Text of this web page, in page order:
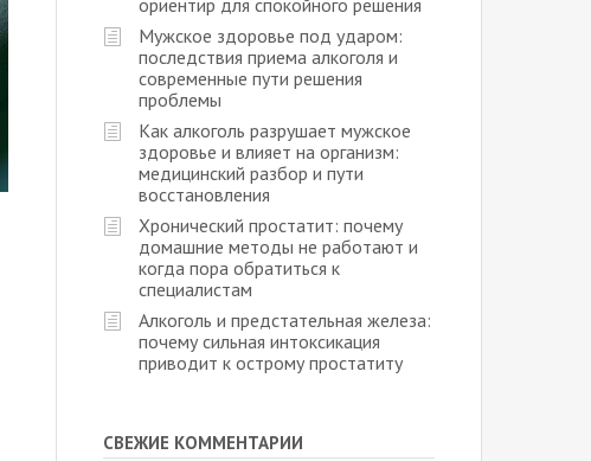
ориентир для спокойного решения
Мужское здоровье под ударом:
последствия приема алкоголя и
современные пути решения
проблемы
Как алкоголь разрушает мужское
здоровье и влияет на организм:
медицинский разбор и пути
восстановления
Хронический простатит: почему
домашние методы не работают и
когда пора обратиться к
специалистам
Алкоголь и предстательная железа:
почему сильная интоксикация
приводит к острому простатиту
СВЕЖИЕ КОММЕНТАРИИ